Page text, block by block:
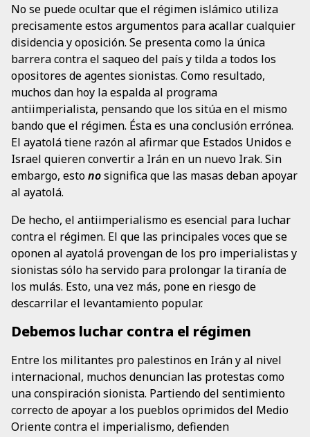
No se puede ocultar que el régimen islámico utiliza
precisamente estos argumentos para acallar cualquier
disidencia y oposición. Se presenta como la única
barrera contra el saqueo del país y tilda a todos los
opositores de agentes sionistas. Como resultado,
muchos dan hoy la espalda al programa
antiimperialista, pensando que los sitúa en el mismo
bando que el régimen. Ésta es una conclusión errónea.
El ayatolá tiene razón al afirmar que Estados Unidos e
Israel quieren convertir a Irán en un nuevo Irak. Sin
embargo, estonosignifica que las masas deban apoyar
al ayatolá.
De hecho, el antiimperialismo es esencial para luchar
contra el régimen. El que las principales voces que se
oponen al ayatolá provengan de los pro imperialistas y
sionistas sólo ha servido para prolongar la tiranía de
los mulás. Esto, una vez más, pone en riesgo de
descarrilar el levantamiento popular.
Debemos luchar contra el régimen
Entre los militantes pro palestinos en Irán y al nivel
internacional, muchos denuncian las protestas como
una conspiración sionista. Partiendo del sentimiento
correcto de apoyar a los pueblos oprimidos del Medio
Oriente contra el imperialismo, defienden